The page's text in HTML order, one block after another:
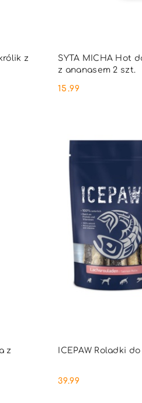
z
SYTA MICHA Hot
z ananasem 2 szt.
Cena:
15.99
z
ICEPAW Roladki
Cena:
39.99
PRODUKT